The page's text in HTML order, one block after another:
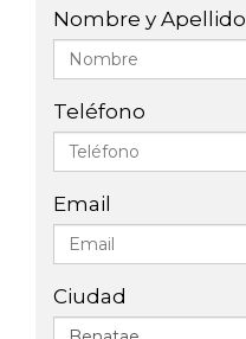
Nombre y Apellido
Teléfono
Email
Ciudad